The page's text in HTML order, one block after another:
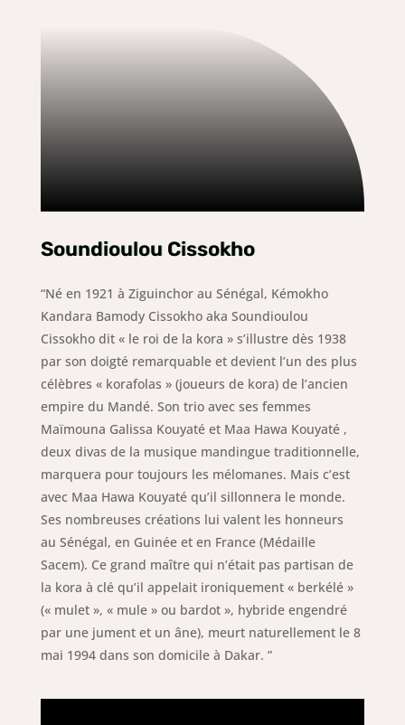
Soundioulou Cissokho
“Né en 1921 à Ziguinchor au Sénégal, Kémokho
Kandara Bamody Cissokho aka Soundioulou
Cissokho dit « le roi de la kora » s’illustre dès 1938
par son doigté remarquable et devient l’un des plus
célèbres « korafolas » (joueurs de kora) de l’ancien
empire du Mandé. Son trio avec ses femmes
Maïmouna Galissa Kouyaté et Maa Hawa Kouyaté ,
deux divas de la musique mandinguetraditionnelle,
marquera pour toujours les mélomanes. Mais c’est
avec Maa Hawa Kouyatéqu’il sillonnera le monde.
Ses nombreuses créations lui valent les honneurs
au Sénégal, en Guinéeet en France (Médaille
Sacem). Ce grand maître qui n’était pas partisan de
la kora à clé qu’il appelait ironiquement « berkélé »
(« mulet », « mule » ou bardot », hybride engendré
par une jument et un âne), meurt naturellement le 8
mai 1994 dans son domicile à Dakar. ”